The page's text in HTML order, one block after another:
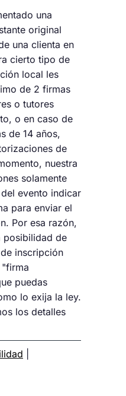
una
original
una clienta en
cierto tipo de
local les
de 2 firmas
o tutores
o en caso de
de 14 años,
de
nuestra
solamente
evento indicar
para enviar el
Por esa razón,
posibilidad de
inscripción
puedas
lo exija la ley.
los detalles